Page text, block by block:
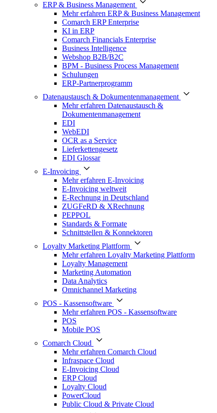
ERP & Business Management
Mehr erfahren ERP & Business Management
Comarch ERP Enterprise
KI in ERP
Comarch Financials Enterprise
Business Intelligence
Webshop B2B/B2C
BPM - Business Process Management
Schulungen
ERP-Partnerprogramm
Datenaustausch & Dokumentenmanagement
Mehr erfahren Datenaustausch &
Dokumentenmanagement
EDI
WebEDI
OCR as a Service
Lieferkettengesetz
EDI Glossar
E-Invoicing
Mehr erfahren E-Invoicing
E-Invoicing weltweit
E-Rechnung in Deutschland
ZUGFeRD & XRechnung
PEPPOL
Standards & Formate
Schnittstellen & Konnektoren
Loyalty Marketing Plattform
Mehr erfahren Loyalty Marketing Plattform
Loyalty Management
Marketing Automation
Data Analytics
Omnichannel Marketing
POS - Kassensoftware
Mehr erfahren POS - Kassensoftware
POS
Mobile POS
Comarch Cloud
Mehr erfahren Comarch Cloud
Infraspace Cloud
E-Invoicing Cloud
ERP Cloud
Loyalty Cloud
PowerCloud
Public Cloud & Private Cloud